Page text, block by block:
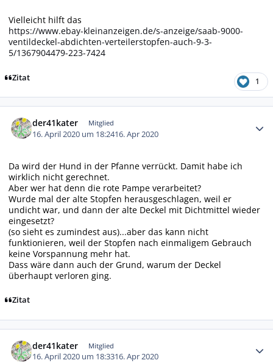
Vielleicht hilft das
https://www.ebay-kleinanzeigen.de/s-anzeige/saab-9000-
ventildeckel-abdichten-verteilerstopfen-auch-9-3-
5/1367904479-223-7424
Zitat 1
der41kater Mitglied
16. April 2020 um 18:2416. Apr 2020
Da wird der Hund in der Pfanne verrückt. Damit habe ich
wirklich nicht gerechnet.
Aber wer hat denn die rote Pampe verarbeitet?
Wurde mal der alte Stopfen herausgeschlagen, weil er
undicht war, und dann der alte Deckel mit Dichtmittel wieder
eingesetzt?
(so sieht es zumindest aus)...aber das kann nicht
funktionieren, weil der Stopfen nach einmaligem Gebrauch
keine Vorspannung mehr hat.
Dass wäre dann auch der Grund, warum der Deckel
überhaupt verloren ging.
Zitat
der41kater Mitglied
16. April 2020 um 18:3316. Apr 2020